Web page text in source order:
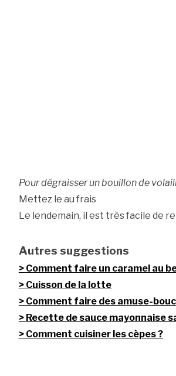
Pour dégraisser un bouillon de
Mettez le au frais
Le lendemain, il est très facile de
Autres suggestions
Comment faire un caramel au
Cuisson de la lotte
Comment faire des amuse-
Recette de sauce mayonnaise
Comment cuisiner les cèpes ?